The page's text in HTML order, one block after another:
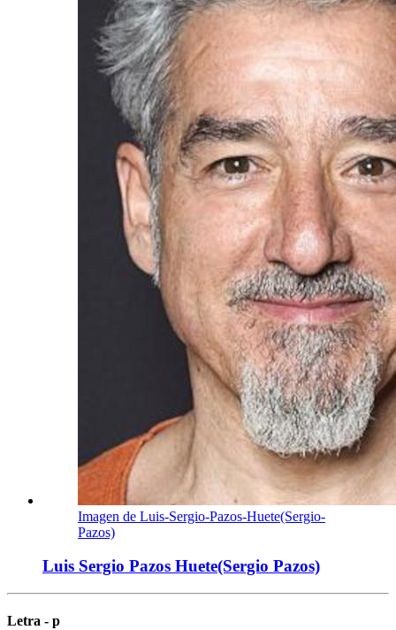
Imagen de Luis-Sergio-Pazos-Huete(Sergio-
Pazos)
Luis Sergio Pazos Huete(Sergio Pazos)
Letra - p